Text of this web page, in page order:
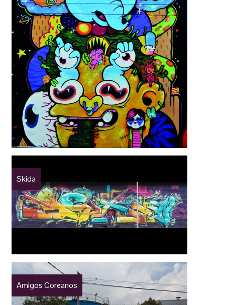
Skida
Amigos Coreanos